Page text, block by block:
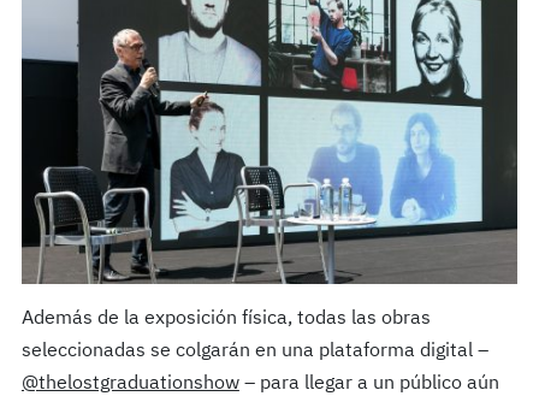
Además de la exposición física, todas las obras
seleccionadas se colgarán en una plataforma digital –
@thelostgraduationshow– para llegar a un público aún